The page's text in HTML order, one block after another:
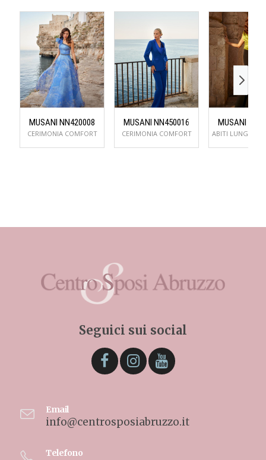
MUSANI NN420008
CERIMONIA COMFORT
MUSANI NN450016
CERIMONIA COMFORT
MUSANI
Seguici sui social
Email
info@centrosposiabruzzo.it
Telefono